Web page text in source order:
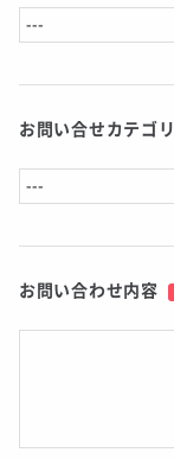
お問い合せカテゴリ
お問い合わせ内容